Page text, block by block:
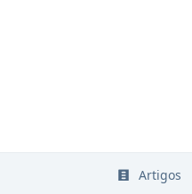
Artigos